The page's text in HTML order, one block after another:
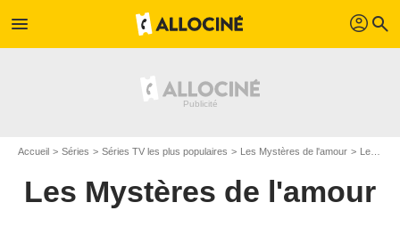
menu profil search
Accueil Séries Séries TV les plus populaires Les Mystères de l'amour Les Mystères de l'amour S03
Les Mystères de l'amour